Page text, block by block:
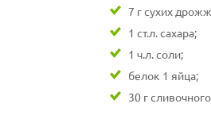
7 г сухих
1 ст.л. сахара;
1 ч.л. соли;
белок 1 яйца;
30 г